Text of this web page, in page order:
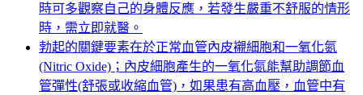
時可多觀察自己的身體反應，若發生嚴重不舒服的情形
時，需立即就醫。
勃起的關鍵要素在於正常血管內皮襯細胞和一氧化氮
(Nitric Oxide)；內皮細胞產生的一氧化氮能幫助調節血
管彈性(舒張或收縮血管)，如果患有高血壓，血管中有